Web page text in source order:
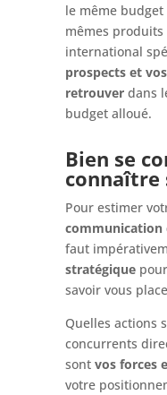
le même budget
mêmes produits
international
prospects et
retrouverdans
budget alloué.
Bien se
connaître
Pour estimer
communication
faut
stratégiquepour
savoir vous
Quelles actions
concurrents
sont vos forces
votre